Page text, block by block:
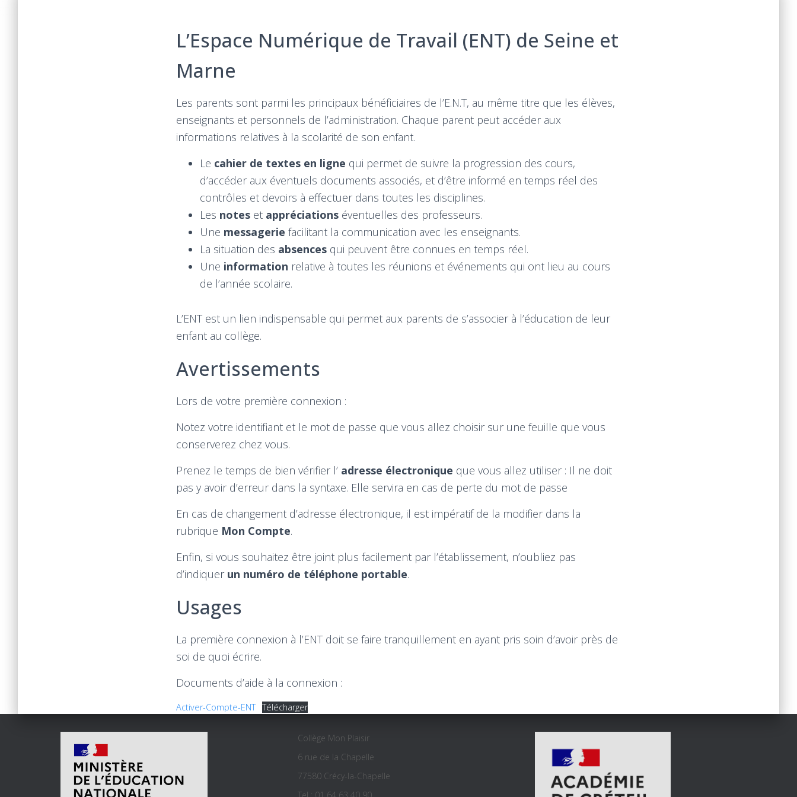
L’Espace Numérique de Travail (ENT) de Seine et
Marne
Les parents sont parmi les principaux bénéficiaires de l’E.N.T, au même titre que les élèves,
enseignants et personnels de l’administration. Chaque parent peut accéder aux
informations relatives à la scolarité de son enfant.
Le cahier de textes en ligne qui permet de suivre la progression des cours,
d’accéder aux éventuels documents associés, et d’être informé en temps réel des
contrôles et devoirs à effectuer dans toutes les disciplines.
Les notes et appréciations éventuelles des professeurs.
Une messagerie facilitant la communication avec les enseignants.
La situation des absences qui peuvent être connues en temps réel.
Une information relative à toutes les réunions et événements qui ont lieu au cours
de l’année scolaire.
L’ENT est un lien indispensable qui permet aux parents de s’associer à l’éducation de leur
enfant au collège.
Avertissements
Lors de votre première connexion :
Notez votre identifiant et le mot de passe que vous allez choisir sur une feuille que vous
conserverez chez vous.
Prenez le temps de bien vérifier l’ adresse électronique que vous allez utiliser : Il ne doit
pas y avoir d’erreur dans la syntaxe. Elle servira en cas de perte du mot de passe
En cas de changement d’adresse électronique, il est impératif de la modifier dans la
rubrique Mon Compte.
Enfin, si vous souhaitez être joint plus facilement par l’établissement, n’oubliez pas
d’indiquer un numéro de téléphone portable.
Usages
La première connexion à l’ENT doit se faire tranquillement en ayant pris soin d’avoir près de
soi de quoi écrire.
Documents d’aide à la connexion :
Activer-Compte-ENT Télécharger
Collège Mon Plaisir
6 rue de la Chapelle
77580 Crécy-la-Chapelle